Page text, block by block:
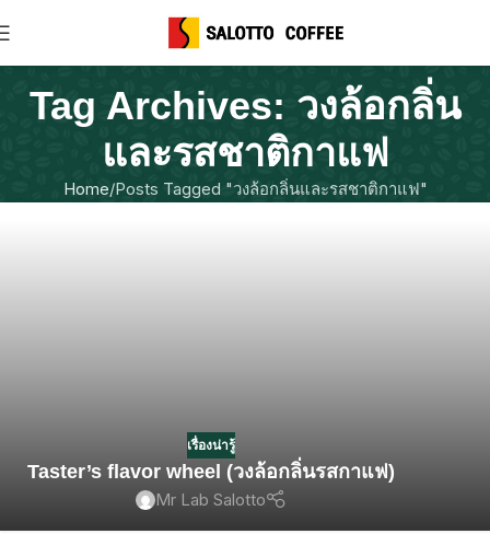
Tag Archives: วงล้อกลิ่น
และรสชาติกาแฟ
Home Posts Tagged "วงล้อกลิ่นและรสชาติกาแฟ"
เรื่องน่ารู้
Taster’s flavor wheel (วงล้อกลิ่นรสกาแฟ)
Mr Lab Salotto